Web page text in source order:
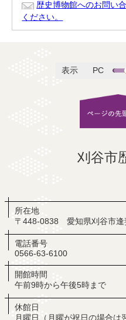
歴史博物館へのお問い
ください。
表示 PC
刈谷市
所在地
〒448-0838 愛知県刈谷市逢
電話番号
0566-63-6100
開館時間
午前9時から午後5時まで
休館日
月曜日（月曜が祝日の場合